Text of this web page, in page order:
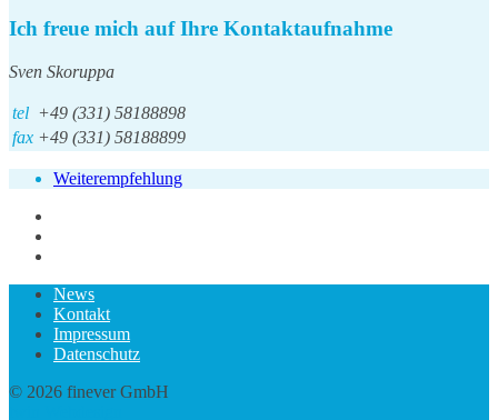
Ich freue mich auf Ihre Kontaktaufnahme
Sven Skoruppa
tel +49 (331) 58188898
fax +49 (331) 58188899
Weiterempfehlung
News
Kontakt
Impressum
Datenschutz
© 2026 finever GmbH